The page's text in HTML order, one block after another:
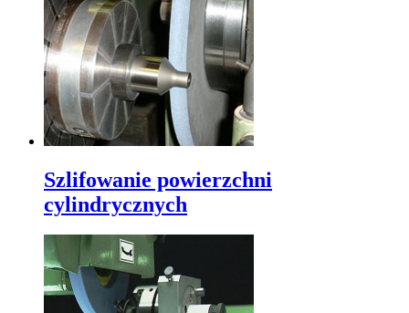
Szlifowanie powierzchni
cylindrycznych